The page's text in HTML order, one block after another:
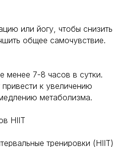
или йогу, чтобы снизить
общее самочувствие.
менее 7-8 часов в сутки.
к увеличению
метаболизма.
HIIT
тренировки (HIIT)